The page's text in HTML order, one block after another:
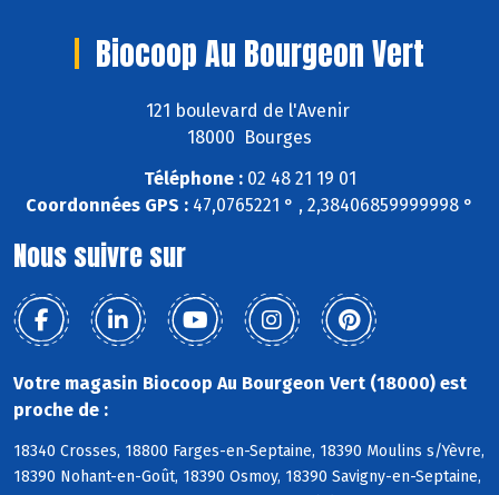
Biocoop Au Bourgeon Vert
121 boulevard de l'Avenir
18000 Bourges
Téléphone :02 48 21 19 01
Coordonnées GPS : 47,0765221 ° , 2,38406859999998 °
Nous suivre sur
Votre magasin Biocoop Au Bourgeon Vert (18000) est
proche de :
18340 Crosses, 18800 Farges-en-Septaine, 18390 Moulins s/Yèvre,
18390 Nohant-en-Goût, 18390 Osmoy, 18390 Savigny-en-Septaine,